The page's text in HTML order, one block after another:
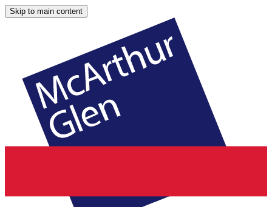
Skip to main content